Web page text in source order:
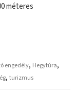
méteres
engedély, Hegytúra,
,turizmus